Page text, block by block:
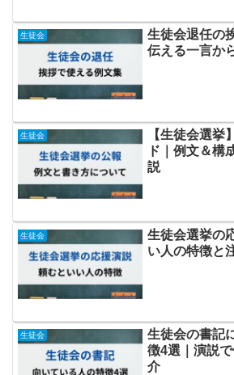
生徒会
生徒会退任の
伝える一言か
生徒会
【生徒会選挙
ド｜例文＆構
説
生徒会
生徒会選挙の
い人の特徴と
生徒会
生徒会の書記
徴4選｜演説
介